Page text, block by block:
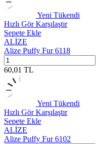
Yeni Tükendi
Hızlı GörKarşılaştır
Sepete Ekle
ALİZE
Alize Puffy Fur 6118
60,01 TL
Yeni Tükendi
Hızlı GörKarşılaştır
Sepete Ekle
ALİZE
Alize Puffy Fur 6102